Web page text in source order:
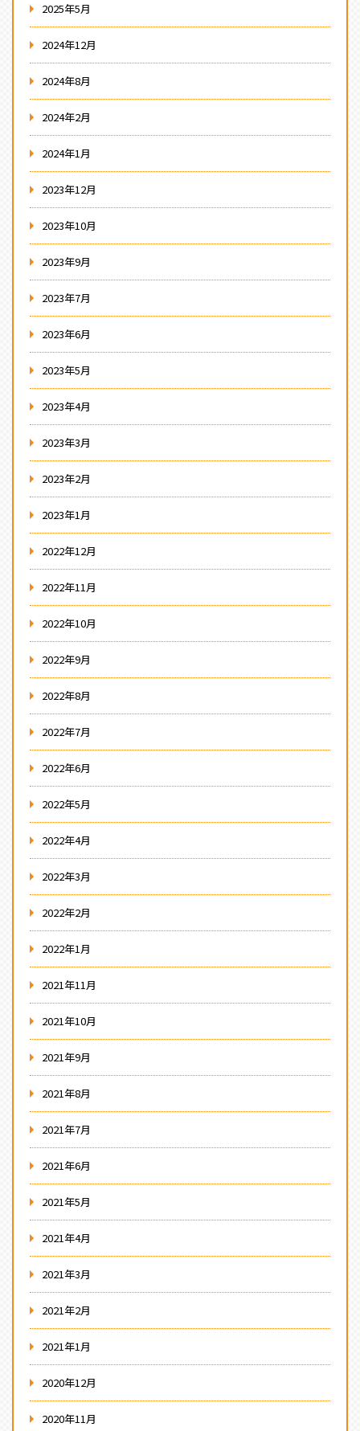
2025年5月
2024年12月
2024年8月
2024年2月
2024年1月
2023年12月
2023年10月
2023年9月
2023年7月
2023年6月
2023年5月
2023年4月
2023年3月
2023年2月
2023年1月
2022年12月
2022年11月
2022年10月
2022年9月
2022年8月
2022年7月
2022年6月
2022年5月
2022年4月
2022年3月
2022年2月
2022年1月
2021年11月
2021年10月
2021年9月
2021年8月
2021年7月
2021年6月
2021年5月
2021年4月
2021年3月
2021年2月
2021年1月
2020年12月
2020年11月